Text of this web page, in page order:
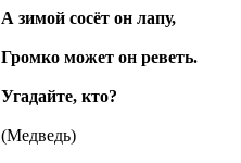
А зимой сосёт он лапу,
Громко может он реветь.
Угадайте, кто?
(Медведь)